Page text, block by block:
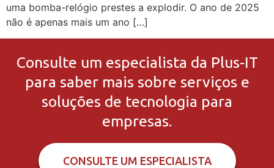
uma bomba-relógio prestes a explodir. O ano de 2025
não é apenas mais um ano […]
Consulte um especialista da Plus-IT
para saber mais sobre serviços e
soluções de tecnologia para
empresas.
CONSULTE UM ESPECIALISTA